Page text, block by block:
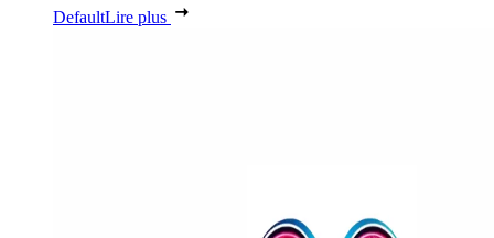
DefaultLire plus